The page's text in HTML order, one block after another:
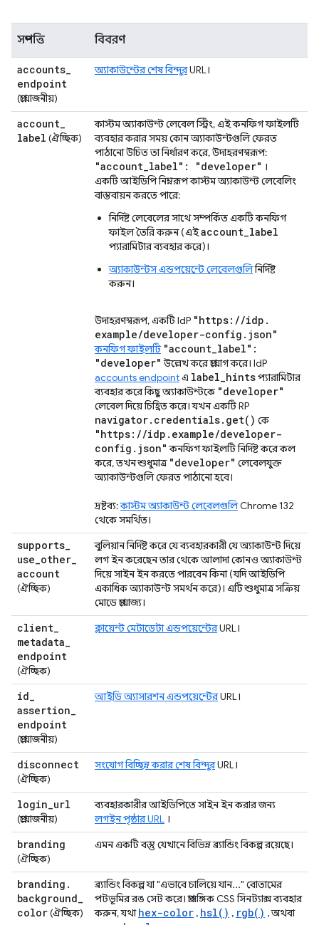
সম্পত্তি বিবরণ
accounts_
endpoint
(প্রয়োজনীয়)
অ্যাকাউন্টের শেষ বিন্দুরURL।
account_
label (ঐচ্ছিক)
কাস্টম অ্যাকাউন্ট লেবেল স্ট্রিং, এই কনফিগ ফাইলটি
ব্যবহার করার সময় কোন অ্যাকাউন্টগুলি ফেরত
পাঠানো উচিত তা নির্ধারণ করে, উদাহরণস্বরূপ:
"account_label": "developer" ।
একটি আইডিপি নিম্নরূপ কাস্টম অ্যাকাউন্ট লেবেলিং
বাস্তবায়ন করতে পারে:
নির্দিষ্ট লেবেলের সাথে সম্পর্কিত একটি কনফিগ
ফাইল তৈরি করুন (এইaccount_label
প্যারামিটার ব্যবহার করে)।
অ্যাকাউন্টস এন্ডপয়েন্টে লেবেলগুলিনির্দিষ্ট
করুন।
উদাহরণস্বরূপ, একটি IdP "https: //idp .
example/developer-config . json"
কনফিগ ফাইলটি "account_label":
"developer" উল্লেখ করে প্রয়োগ করে। IdP
accounts endpointএ label_hintsপ্যারামিটার
ব্যবহার করে কিছু অ্যাকাউন্টকে "developer"
লেবেল দিয়ে চিহ্নিত করে। যখন একটি RP
navigator. credentials. get( ) কে
"https: //idp . example/developer-
config . json" কনফিগ ফাইলটি নির্দিষ্ট করে কল
করে, তখন শুধুমাত্র "developer" লেবেলযুক্ত
অ্যাকাউন্টগুলি ফেরত পাঠানো হবে।
দ্রষ্টব্য:কাস্টম অ্যাকাউন্ট লেবেলগুলিChrome 132
থেকে সমর্থিত।
supports_
use_other_
account
(ঐচ্ছিক)
বুলিয়ান নির্দিষ্ট করে যে ব্যবহারকারী যে অ্যাকাউন্ট দিয়ে
লগ ইন করেছেন তার থেকে আলাদা কোনও অ্যাকাউন্ট
দিয়ে সাইন ইন করতে পারবেন কিনা (যদি আইডিপি
একাধিক অ্যাকাউন্ট সমর্থন করে)। এটি শুধুমাত্র সক্রিয়
মোডে প্রযোজ্য।
client_
metadata_
endpoint
(ঐচ্ছিক)
ক্লায়েন্ট মেটাডেটা এন্ডপয়েন্টেরURL।
id_
assertion_
endpoint
(প্রয়োজনীয়)
আইডি অ্যাসারশন এন্ডপয়েন্টেরURL।
disconnect
(ঐচ্ছিক)
সংযোগ বিচ্ছিন্ন করার শেষ বিন্দুরURL।
login_url
(প্রয়োজনীয়)
ব্যবহারকারীর আইডিপিতে সাইন ইন করার জন্য
লগইন পৃষ্ঠার URL ।
branding
(ঐচ্ছিক)
এমন একটি বস্তু যেখানে বিভিন্ন ব্র্যান্ডিং বিকল্প রয়েছে।
branding .
background_
color(ঐচ্ছিক)
ব্র্যান্ডিং বিকল্প যা "এভাবে চালিয়ে যান..." বোতামের
পটভূমির রঙ সেট করে। প্রাসঙ্গিক CSS সিনট্যাক্স ব্যবহার
করুন, যথাhex-color , hsl() , rgb() , অথবা